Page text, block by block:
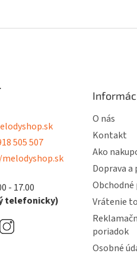
505 507
- 17.00
telefonicky)
O nás
Kontakt
Ako
Doprava
Vrátenie
poriadok
Osobné